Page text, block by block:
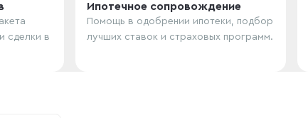
сделки в
Ипотечное сопровождение
Помощь в одобрении ипотеки, подбор
лучших ставок и страховых программ.